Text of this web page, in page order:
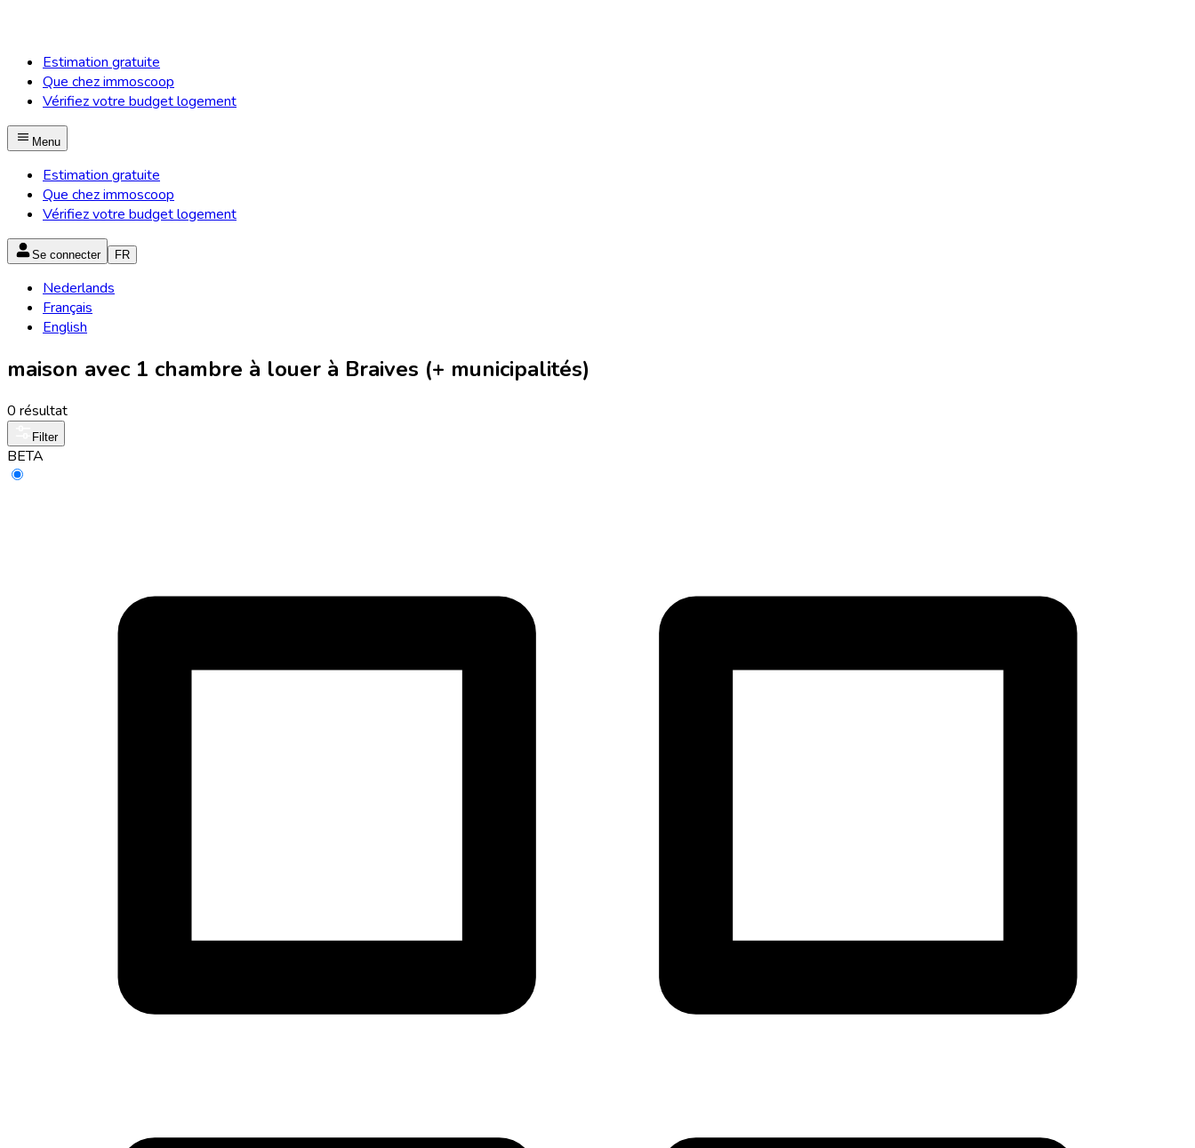
Estimation gratuite
Que chez immoscoop
Vérifiez votre budget logement
Menu
Estimation gratuite
Que chez immoscoop
Vérifiez votre budget logement
Se connecter FR
Nederlands
Français
English
maison avec 1 chambre à louer à Braives (+ municipalités)
0 résultat
Filter
BETA